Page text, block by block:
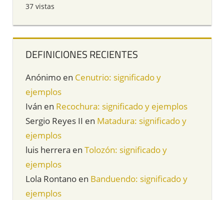
37 vistas
DEFINICIONES RECIENTES
Anónimo en Cenutrio: significado y
ejemplos
Iván en Recochura: significado y ejemplos
Sergio Reyes II en Matadura: significado y
ejemplos
luis herrera en Tolozón: significado y
ejemplos
Lola Rontano en Banduendo: significado y
ejemplos